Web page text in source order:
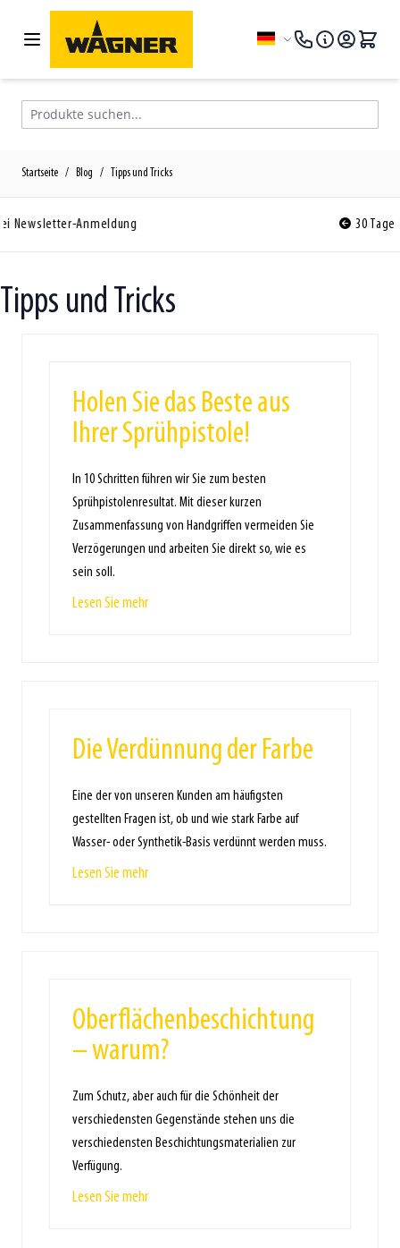
Zum Inhalt springen
Sprache
Produkte suchen...
Startseite / Blog / Tipps und Tricks
Tipps und Tricks
Holen Sie das Beste aus
Ihrer Sprühpistole!
In 10 Schritten führen wir Sie zum besten
Sprühpistolenresultat. Mit dieser kurzen
Zusammenfassung von Handgriffen vermeiden Sie
Verzögerungen und arbeiten Sie direkt so, wie es
sein soll.
Lesen Sie mehr
Die Verdünnung der Farbe
Eine der von unseren Kunden am häufigsten
gestellten Fragen ist, ob und wie stark Farbe auf
Wasser- oder Synthetik-Basis verdünnt werden muss.
Lesen Sie mehr
Oberflächenbeschichtung
– warum?
Zum Schutz, aber auch für die Schönheit der
verschiedensten Gegenstände stehen uns die
verschiedensten Beschichtungsmaterialien zur
Verfügung.
Lesen Sie mehr